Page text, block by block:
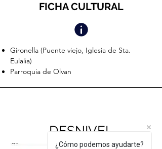
FICHA CULTURAL
Gironella (Puente viejo, Iglesia de Sta.
Eulalia)
Parroquia de Olvan
DESNIVEL
¿Cómo podemos ayudarte?